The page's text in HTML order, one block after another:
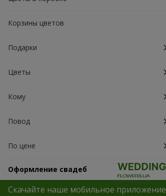
Корзины цветов
Подарки
Цветы
Кому
Повод
По цене
Оформление свадеб
Скачайте наше мобильное приложение